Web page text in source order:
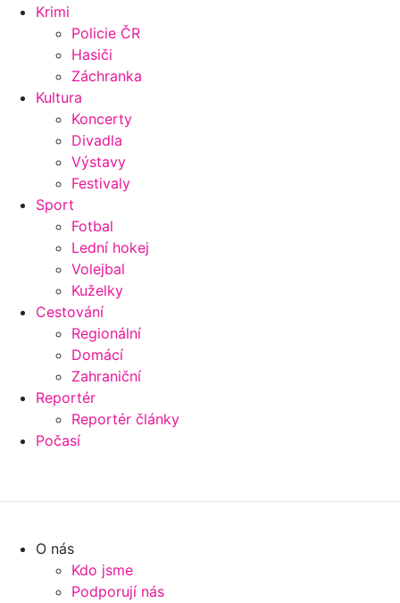
Krimi
Policie ČR
Hasiči
Záchranka
Kultura
Koncerty
Divadla
Výstavy
Festivaly
Sport
Fotbal
Lední hokej
Volejbal
Kuželky
Cestování
Regionální
Domácí
Zahraniční
Reportér
Reportér články
Počasí
O nás
Kdo jsme
Podporují nás